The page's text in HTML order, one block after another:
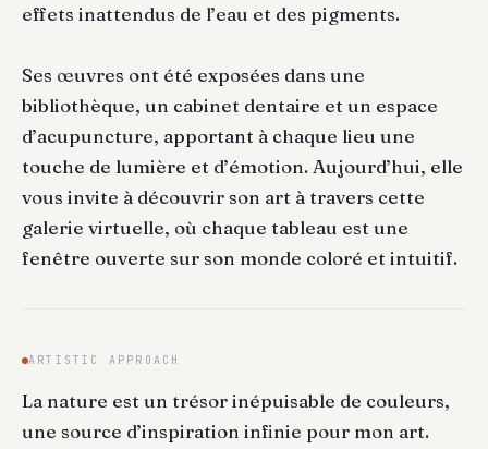
effets inattendus de l’eau et des pigments.
Ses œuvres ont été exposées dans une
bibliothèque, un cabinet dentaire et un espace
d’acupuncture, apportant à chaque lieu une
touche de lumière et d’émotion. Aujourd’hui, elle
vous invite à découvrir son art à travers cette
galerie virtuelle, où chaque tableau est une
fenêtre ouverte sur son monde coloré et intuitif.
ARTISTIC APPROACH
La nature est un trésor inépuisable de couleurs,
une source d’inspiration infinie pour mon art.